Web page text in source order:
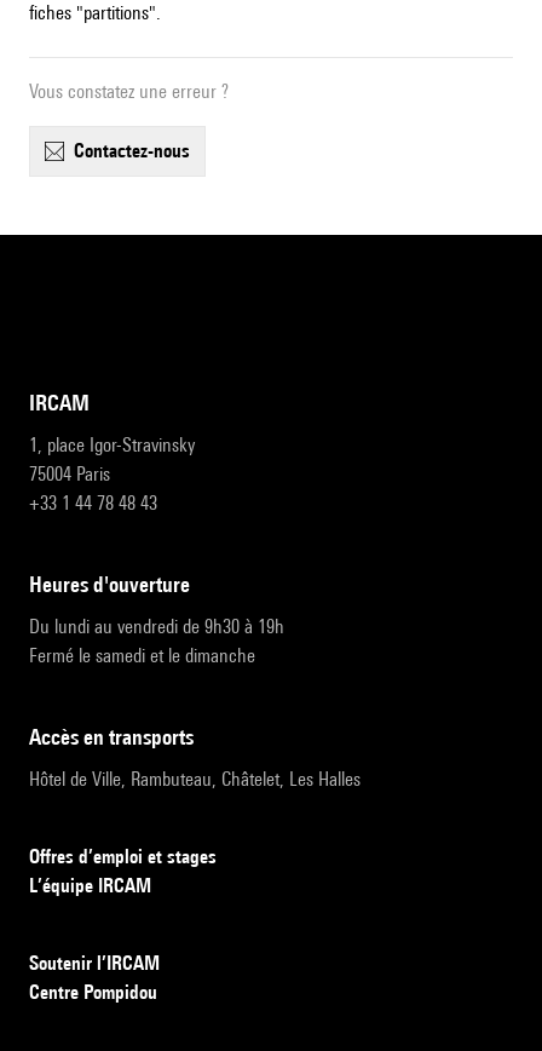
fiches "partitions".
Vous constatez une erreur ?
contactez-nous
IRCAM
1, place Igor-Stravinsky
75004 Paris
+33 1 44 78 48 43
heures d'ouverture
Du lundi au vendredi de 9h30 à 19h
Fermé le samedi et le dimanche
accès en transports
Hôtel de Ville, Rambuteau, Châtelet, Les Halles
Offres d’emploi et stages
L’équipe IRCAM
Soutenir l’IRCAM
Centre Pompidou